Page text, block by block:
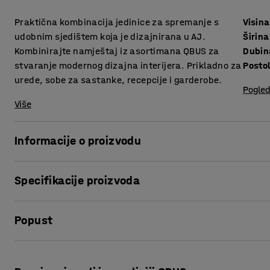
Praktična kombinacija jedinice za spremanje s
udobnim sjedištem koja je dizajnirana u AJ.
Kombinirajte namještaj iz asortimana QBUS za
stvaranje modernog dizajna interijera. Prikladno za
urede, sobe za sastanke, recepcije i garderobe.
Više
Visina
Širina
Informacije o proizvodu
Ovaj praktičan komad namještaja nudi praktičnu
Ladice se lako kreću na vodilicama i idealne su za
Specifikacije proizvoda
Širina: 800
Bijela
Popust